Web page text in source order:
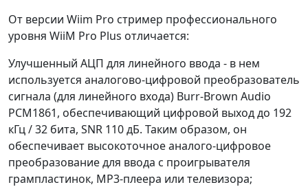
От версии Wiim Pro стример профессионального
уровня WiiM Pro Plus отличается:
Улучшенный АЦП для линейного ввода - в нем
используется аналогово-цифровой преобразователь
сигнала (для линейного входа) Burr-Brown Audio
PCM1861, обеспечивающий цифровой выход до 192
кГц / 32 бита, SNR 110 дБ. Таким образом, он
обеспечивает высокоточное аналого-цифровое
преобразование для ввода с проигрывателя
грампластинок, MP3-плеера или телевизора;